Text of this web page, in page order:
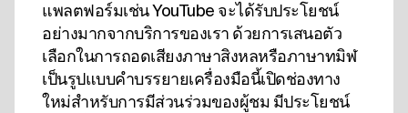
แพลตฟอร์มเช่น YouTube จะได้รับประโยชน์
อย่างมากจากบริการของเรา ด้วยการเสนอตัว
เลือกในการถอดเสียงภาษาสิงหลหรือภาษาทมิฬ
เป็นรูปแบบคําบรรยายเครื่องมือนี้เปิดช่องทาง
ใหม่สําหรับการมีส่วนร่วมของผู้ชม มีประโยชน์